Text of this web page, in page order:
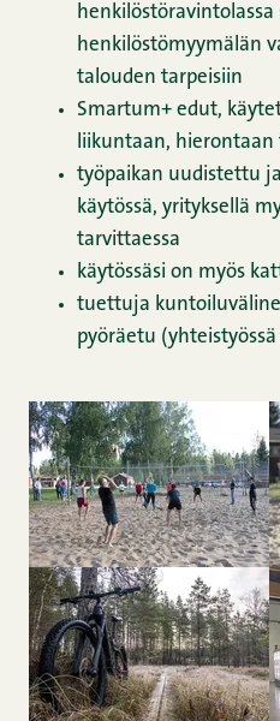
henkilöstöravintolassa
henkilöstömyymälän
talouden tarpeisiin
Smartum+ edut,
liikuntaan,
työpaikan uudistettu
käytössä, yrityksellä
tarvittaessa
käytössäsi on myös
tuettuja
pyöräetu (yhteistyössä